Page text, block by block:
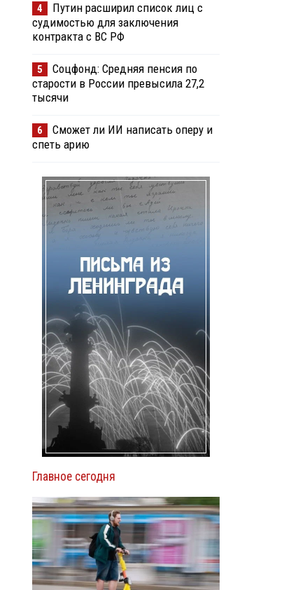
4
Путин расширил список лиц с
судимостью для заключения
контракта с ВС РФ
5
Соцфонд: Средняя пенсия по
старости в России превысила 27,2
тысячи
6
Сможет ли ИИ написать оперу и
спеть арию
Главное сегодня